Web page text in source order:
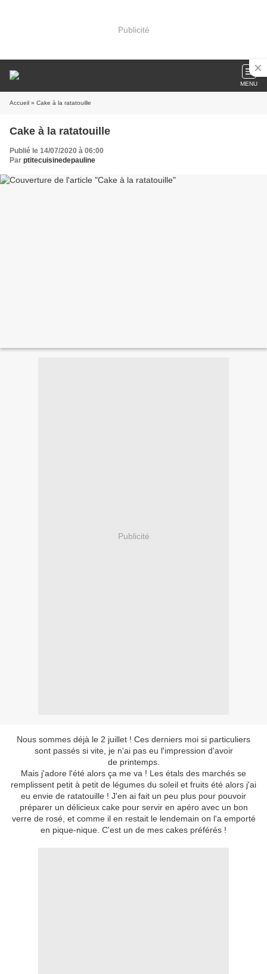
Publicité
MENU
Accueil » Cake à la ratatouille
Cake à la ratatouille
Publié le 14/07/2020 à 06:00
Par ptitecuisinedepauline
Publicité
Nous sommes déjà le 2 juillet ! Ces derniers moi si particuliers
sont passés si vite, je n'ai pas eu l'impression d'avoir
de printemps.
Mais j'adore l'été alors ça me va ! Les étals des marchés se
remplissent petit à petit de légumes du soleil et fruits été alors j'ai
eu envie de ratatouille ! J'en ai fait un peu plus pour pouvoir
préparer un délicieux cake pour servir en apéro avec un bon
verre de rosé, et comme il en restait le lendemain on l'a emporté
en pique-nique. C'est un de mes cakes préférés !